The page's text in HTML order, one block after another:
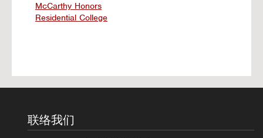
McCarthy Honors
Residential College
联络我们